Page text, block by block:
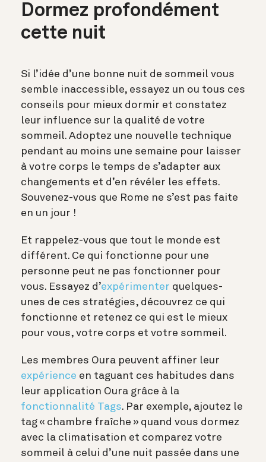
Dormez profondément
cette nuit
Si l’idée d’une bonne nuit de sommeil vous
semble inaccessible, essayez un ou tous ces
conseils pour mieux dormir et constatez
leur influence sur la qualité de votre
sommeil. Adoptez une nouvelle technique
pendant au moins une semaine pour laisser
à votre corps le temps de s’adapter aux
changements et d’en révéler les effets.
Souvenez-vous que Rome ne s’est pas faite
en un jour !
Et rappelez-vous que tout le monde est
différent. Ce qui fonctionne pour une
personne peut ne pas fonctionner pour
vous. Essayez d’expérimenter quelques-
unes de ces stratégies, découvrez ce qui
fonctionne et retenez ce qui est le mieux
pour vous, votre corps et votre sommeil.
Les membres Oura peuvent affiner leur
expérience en taguant ces habitudes dans
leur application Oura grâce à la
fonctionnalité Tags. Par exemple, ajoutez le
tag « chambre fraîche » quand vous dormez
avec la climatisation et comparez votre
sommeil à celui d’une nuit passée dans une